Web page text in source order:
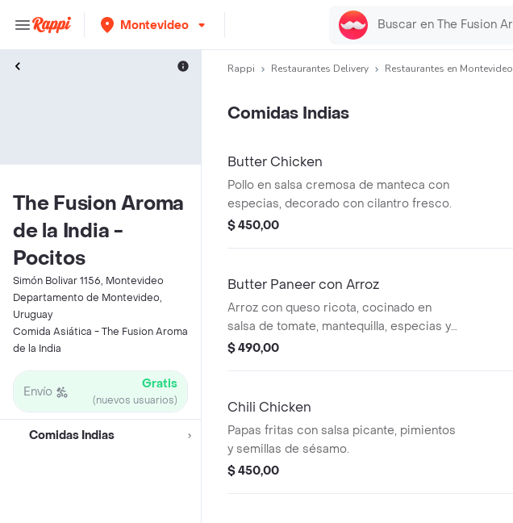
Montevideo
The Fusion Aroma
de la India -
Pocitos
Simón Bolivar 1156, Montevideo
Departamento de Montevideo,
Uruguay
Comida Asiática - The Fusion Aroma
de la India
Envío Gratis
(nuevos usuarios)
Comidas Indias
Rappi Restaurantes Delivery Restaurantes en Montevideo
Comidas Indias
Butter Chicken
Pollo en salsa cremosa de manteca con
especias, decorado con cilantro fresco.
$ 450,00
Butter Paneer con Arroz
Arroz con queso ricota, cocinado en
salsa de tomate, mantequilla, especias y
yogur natural.
$ 490,00
Chili Chicken
Papas fritas con salsa picante, pimientos
y semillas de sésamo.
$ 450,00